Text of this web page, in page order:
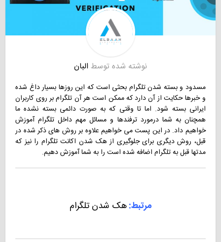
نوشته شده توسط البان
مسدود و بسته شدن تلگرام بحثی است که این روزها بسیار داغ شده
و خبرها حکایت از آن دارد که ممکن است هر آن تلگرام بر روی کاربران
ایرانی بسته شود. اما تا وقتی که به صورت دائمی بسته نشده ما
همچنان به شما درمورد ترفندها و مسائل مهم داخل تلگرام آموزش
خواهیم داد. در این پست می خواهیم علاوه بر روش های ذکر شده در
قبل، روش دیگری برای جلوگیری از هک شدن اکانت تلگرام را نیز که
مدتها قبل به تلگرام اضافه شده است را به شما آموزش دهیم.
مرتبط:هک شدن تلگرام